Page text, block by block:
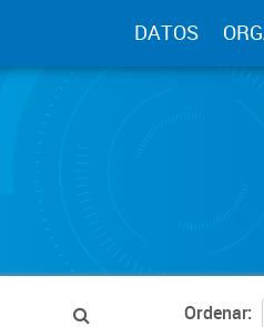
DATOS
Ordenar